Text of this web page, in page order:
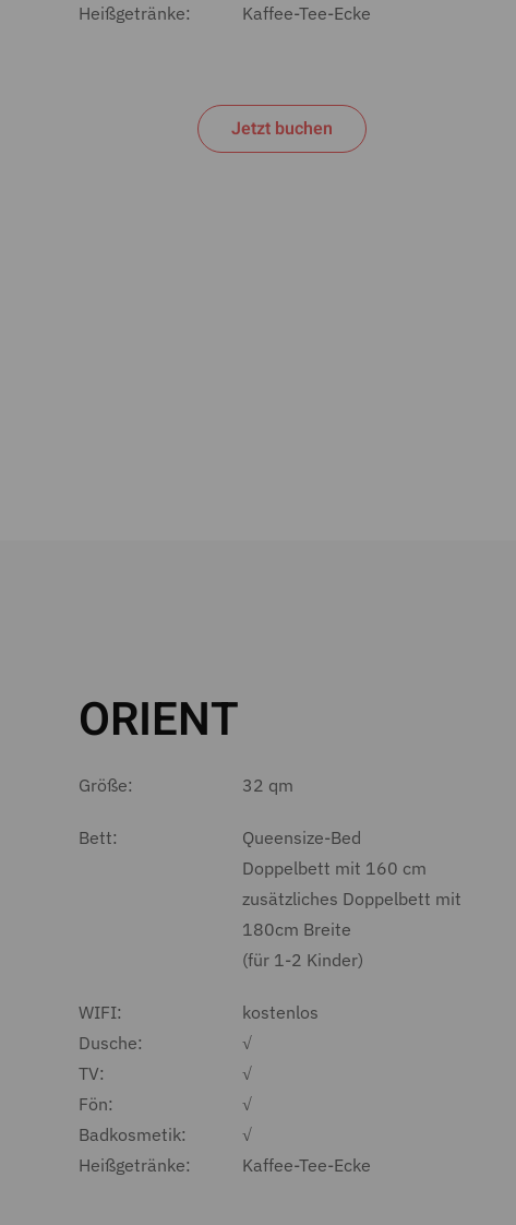
Heißgetränke:
Kaffee-Tee-Ecke
Jetzt buchen
ORIENT
Größe: 32 qm
Bett:
Queensize-Bed
Doppelbett mit 160 cm
zusätzliches Doppelbett mit
180cm Breite
(für 1-2 Kinder)
WIFI:
kostenlos
Dusche:
√
TV:
√
Fön:
√
Badkosmetik:
√
Heißgetränke:
Kaffee-Tee-Ecke